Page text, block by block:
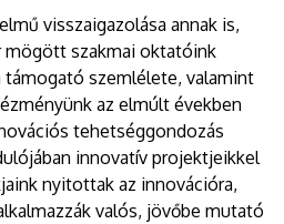
visszaigazolása annak is,
mögött szakmai oktatóink
szemlélete, valamint
az elmúlt években
tehetséggondozás
innovatív projektjeikkel
nyitottak az innovációra,
valós, jövőbe mutató